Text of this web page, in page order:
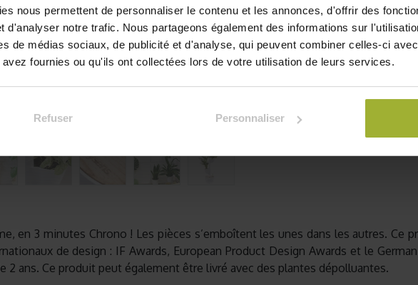
nous permettent de personnaliser le contenu et les annonces, d'offrir des
d'analyser notre trafic. Nous partageons également des informations sur
de médias sociaux, de publicité et d'analyse, qui peuvent combiner celles-ci
fournies ou qu'ils ont collectées lors de votre utilisation de leurs services.
Refuser Personnaliser
135,42€ TVA comprise
en 3 minutes Chrono ! Les pièces s’emboîtent les unes dans les autres. Ce
de design : IF Awards, European Product Design Awards et le
2 ans. Ce produit peut également être livré avec des plantes dépolluantes.